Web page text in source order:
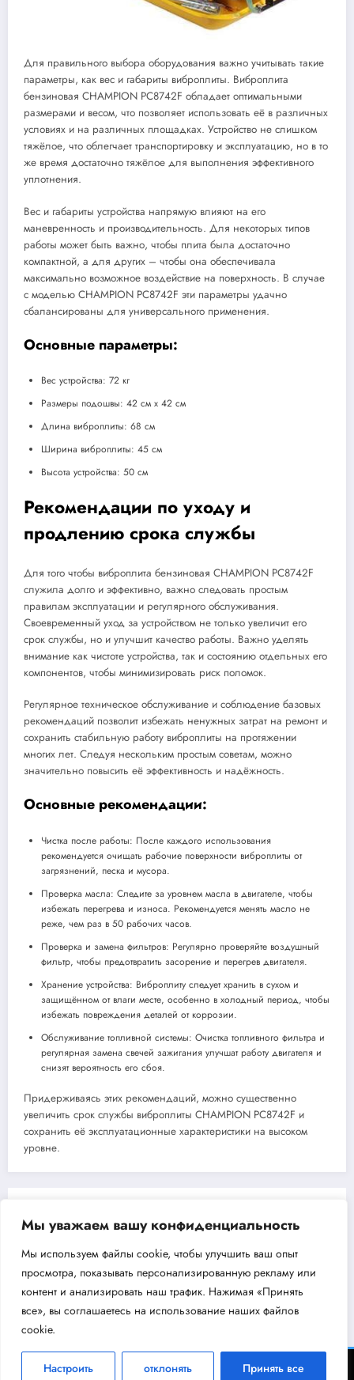
Мы уважаем вашу конфиденциальность
Мы используем файлы cookie, чтобы улучшить ваш опыт
просмотра, показывать персонализированную рекламу или
контент и анализировать наш трафик. Нажимая «Принять
все», вы соглашаетесь на использование наших файлов
cookie.
Настроить отклонять Принять все
Для правильного выбора оборудования важно учитывать такие
параметры, как вес и габариты виброплиты. Виброплита
бензиновая CHAMPION PC8742F обладает оптимальными
размерами и весом, что позволяет использовать её в различных
условиях и на различных площадках. Устройство не слишком
тяжёлое, что облегчает транспортировку и эксплуатацию, но в то
же время достаточно тяжёлое для выполнения эффективного
уплотнения.
Вес и габариты устройства напрямую влияют на его
маневренность и производительность. Для некоторых типов
работы может быть важно, чтобы плита была достаточно
компактной, а для других – чтобы она обеспечивала
максимально возможное воздействие на поверхность. В случае
с моделью CHAMPION PC8742F эти параметры удачно
сбалансированы для универсального применения.
Основные параметры:
Вес устройства: 72 кг
Размеры подошвы: 42 см х 42 см
Длина виброплиты: 68 см
Ширина виброплиты: 45 см
Высота устройства: 50 см
Рекомендации по уходу и
продлению срока службы
Для того чтобы виброплита бензиновая CHAMPION PC8742F
служила долго и эффективно, важно следовать простым
правилам эксплуатации и регулярного обслуживания.
Своевременный уход за устройством не только увеличит его
срок службы, но и улучшит качество работы. Важно уделять
внимание как чистоте устройства, так и состоянию отдельных его
компонентов, чтобы минимизировать риск поломок.
Регулярное техническое обслуживание и соблюдение базовых
рекомендаций позволит избежать ненужных затрат на ремонт и
сохранить стабильную работу виброплиты на протяжении
многих лет. Следуя нескольким простым советам, можно
значительно повысить её эффективность и надёжность.
Основные рекомендации:
Чистка после работы: После каждого использования
рекомендуется очищать рабочие поверхности виброплиты от
загрязнений, песка и мусора.
Проверка масла: Следите за уровнем масла в двигателе, чтобы
избежать перегрева и износа. Рекомендуется менять масло не
реже, чем раз в 50 рабочих часов.
Проверка и замена фильтров: Регулярно проверяйте воздушный
фильтр, чтобы предотвратить засорение и перегрев двигателя.
Хранение устройства: Виброплиту следует хранить в сухом и
защищённом от влаги месте, особенно в холодный период, чтобы
избежать повреждения деталей от коррозии.
Обслуживание топливной системы: Очистка топливного фильтра и
регулярная замена свечей зажигания улучшат работу двигателя и
снизят вероятность его сбоя.
Придерживаясь этих рекомендаций, можно существенно
увеличить срок службы виброплиты CHAMPION PC8742F и
сохранить её эксплуатационные характеристики на высоком
уровне.
Сервопривод Siemens SQM40.265A21
Next post
Корпус Гейзер 10BB
ВодоКлин - информационный портал об инженерном оборудовании 2026 |